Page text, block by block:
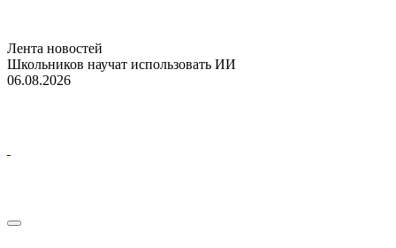
Лента новостей
Школьников научат использовать ИИ
06.08.2026